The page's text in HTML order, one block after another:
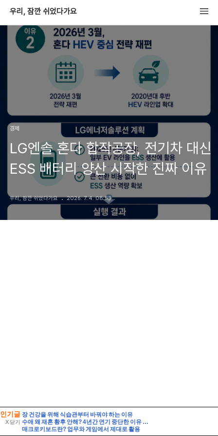
인기글
X 닫기
장 건강을 위해 식습관부터 바꿔야 하는 이유
수애 왜 재혼 황후 안해? 4년간 연기 중단한 이유 ft 차기작
매크로키보드란? 업무와 게임에서 제대로 활용